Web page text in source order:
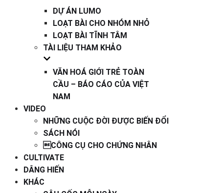
DỰ ÁN LUMO
LOẠT BÀI CHO NHÓM NHỎ
LOẠT BÀI TĨNH TÂM
TÀI LIỆU THAM KHẢO
VĂN HOÁ GIỚI TRẺ TOÀN
CẦU – BÁO CÁO CỦA VIỆT
NAM
VIDEO
NHỮNG CUỘC ĐỜI ĐƯỢC BIẾN ĐỔI
SÁCH NÓI
CÔNG CỤ CHO CHỨNG NHÂN
CULTIVATE
DÂNG HIẾN
KHÁC